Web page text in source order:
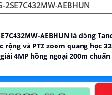
2SE7C432MW-AEBHUN
AEBHUN là dòng
rộng và PTZ zoom quang học
4MP hồng ngoại 200m chuẩn